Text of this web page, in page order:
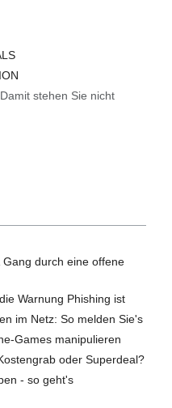
stehen Sie nicht
durch eine offene
Warnung Phishing ist
im Netz: So melden Sie's
Games manipulieren
oder Superdeal?
- so geht's